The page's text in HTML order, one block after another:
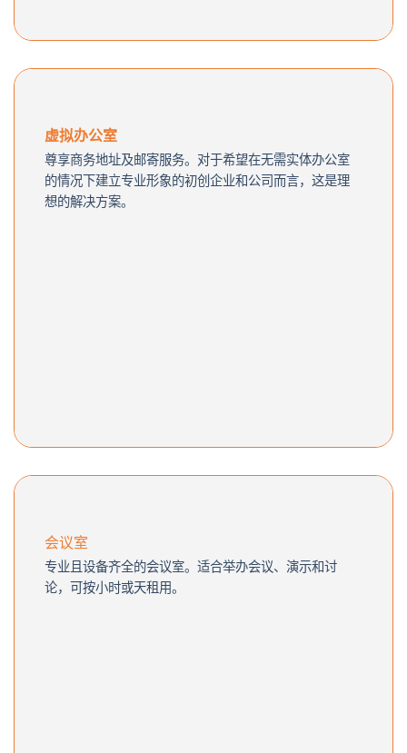
虚拟办公室
尊享商务地址及邮寄服务。对于希望在无需实体办公室
的情况下建立专业形象的初创企业和公司而言，这是理
想的解决方案。
会议室
专业且设备齐全的会议室。适合举办会议、演示和讨
论，可按小时或天租用。